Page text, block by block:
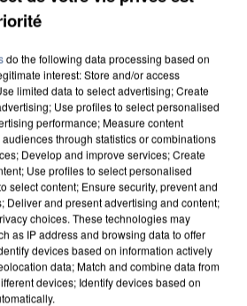
DE LA DZ MAFIA
do the following data processing based on
interest: Store and/or access
limited data to select advertising; Create
Use profiles to select personalised
performance; Measure content
through statistics or combinations
Develop and improve services; Create
Use profiles to select personalised
select content; Ensure security, prevent and
Deliver and present advertising and content;
choices. These technologies may
as IP address and browsing data to offer
devices based on information actively
data; Match and combine data from
devices; Identify devices based on